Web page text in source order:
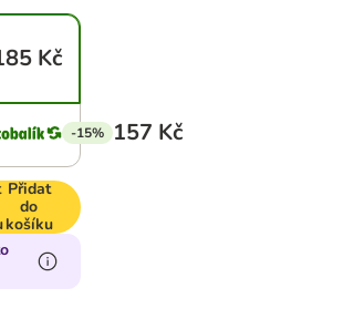
Kč
-15% 157 Kč
Přidat
do
košíku